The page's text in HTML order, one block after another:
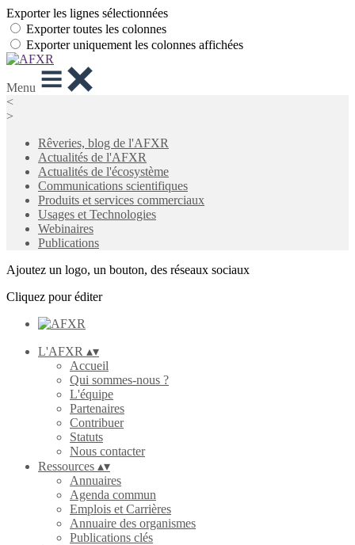
Exporter les lignes sélectionnées
Exporter toutes les colonnes
Exporter uniquement les colonnes affichées
Menu
<
>
Rêveries, blog de l'AFXR
Actualités de l'AFXR
Actualités de l'écosystème
Communications scientifiques
Produits et services commerciaux
Usages et Technologies
Webinaires
Publications
Ajoutez un logo, un bouton, des réseaux sociaux
Cliquez pour éditer
L'AFXR ▴▾
Accueil
Qui sommes-nous ?
L'équipe
Partenaires
Contribuer
Statuts
Nous contacter
Ressources ▴▾
Annuaires
Agenda commun
Emplois et Carrières
Annuaire des organismes
Publications clés